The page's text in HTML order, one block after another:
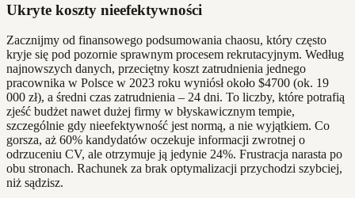
Ukryte koszty nieefektywności
Zacznijmy od finansowego podsumowania chaosu, który często
kryje się pod pozornie sprawnym procesem rekrutacyjnym. Według
najnowszych danych, przeciętny koszt zatrudnienia jednego
pracownika w Polsce w 2023 roku wyniósł około $4700 (ok. 19
000 zł), a średni czas zatrudnienia – 24 dni. To liczby, które potrafią
zjeść budżet nawet dużej firmy w błyskawicznym tempie,
szczególnie gdy nieefektywność jest normą, a nie wyjątkiem. Co
gorsza, aż 60% kandydatów oczekuje informacji zwrotnej o
odrzuceniu CV, ale otrzymuje ją jedynie 24%. Frustracja narasta po
obu stronach. Rachunek za brak optymalizacji przychodzi szybciej,
niż sądzisz.